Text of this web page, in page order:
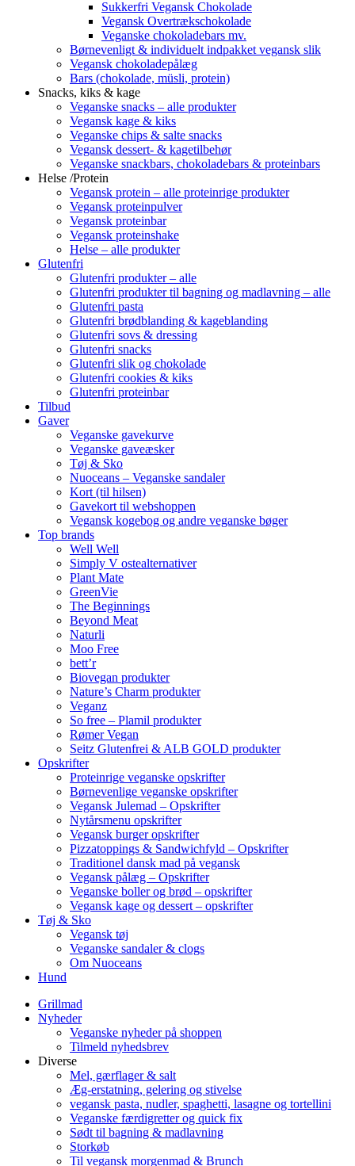
Sukkerfri Vegansk Chokolade
Vegansk Overtrækschokolade
Veganske chokoladebars mv.
Børnevenligt & individuelt indpakket vegansk slik
Vegansk chokoladepålæg
Bars (chokolade, müsli, protein)
Snacks, kiks & kage
Veganske snacks – alle produkter
Vegansk kage & kiks
Veganske chips & salte snacks
Vegansk dessert- & kagetilbehør
Veganske snackbars, chokoladebars & proteinbars
Helse /Protein
Vegansk protein – alle proteinrige produkter
Vegansk proteinpulver
Vegansk proteinbar
Vegansk proteinshake
Helse – alle produkter
Glutenfri
Glutenfri produkter – alle
Glutenfri produkter til bagning og madlavning – alle
Glutenfri pasta
Glutenfri brødblanding & kageblanding
Glutenfri sovs & dressing
Glutenfri snacks
Glutenfri slik og chokolade
Glutenfri cookies & kiks
Glutenfri proteinbar
Tilbud
Gaver
Veganske gavekurve
Veganske gaveæsker
Tøj & Sko
Nuoceans – Veganske sandaler
Kort (til hilsen)
Gavekort til webshoppen
Vegansk kogebog og andre veganske bøger
Top brands
Well Well
Simply V ostealternativer
Plant Mate
GreenVie
The Beginnings
Beyond Meat
Naturli
Moo Free
bett’r
Biovegan produkter
Nature’s Charm produkter
Veganz
So free – Plamil produkter
Rømer Vegan
Seitz Glutenfrei & ALB GOLD produkter
Opskrifter
Proteinrige veganske opskrifter
Børnevenlige veganske opskrifter
Vegansk Julemad – Opskrifter
Nytårsmenu opskrifter
Vegansk burger opskrifter
Pizzatoppings & Sandwichfyld – Opskrifter
Traditionel dansk mad på vegansk
Vegansk pålæg – Opskrifter
Veganske boller og brød – opskrifter
Vegansk kage og dessert – opskrifter
Tøj & Sko
Vegansk tøj
Veganske sandaler & clogs
Om Nuoceans
Hund
Grillmad
Nyheder
Veganske nyheder på shoppen
Tilmeld nyhedsbrev
Diverse
Mel, gærflager & salt
Æg-erstatning, gelering og stivelse
vegansk pasta, nudler, spaghetti, lasagne og tortellini
Veganske færdigretter og quick fix
Sødt til bagning & madlavning
Storkøb
Til vegansk morgenmad & Brunch